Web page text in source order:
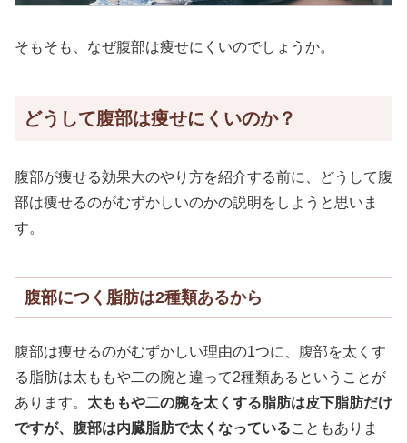
そもそも、なぜ腹部は痩せにくいのでしょうか。
どうして腹部は痩せにくいのか？
腹部が痩せる効果大のやり方を紹介する前に、どうして腹
部は痩せるのがむずかしいのかの説明をしようと思いま
す。
腹部につく脂肪は2種類あるから
腹部は痩せるのがむずかしい理由の1つに、腹部を太くす
る脂肪は太ももや二の腕と違って2種類あるということが
あります。 太ももや二の腕を太くする脂肪は皮下脂肪だけ
ですが、腹部は内臓脂肪で太くなっていることもありま